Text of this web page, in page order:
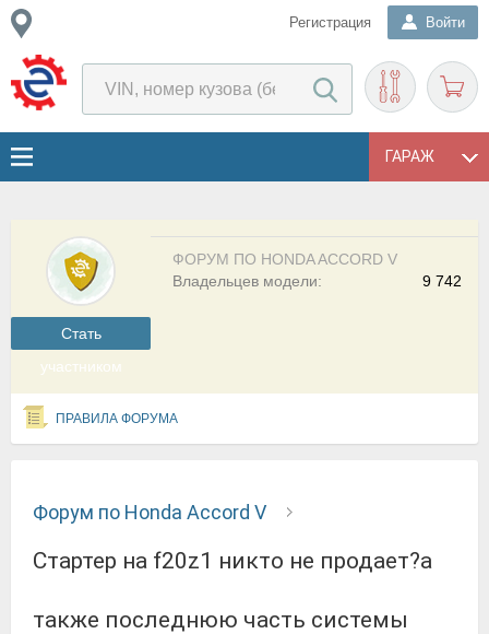
Регистрация Войти
ГАРАЖ
Cтать
участником
ФОРУМ ПО HONDA ACCORD V
9 742
Владельцев модели:
ПРАВИЛА ФОРУМА
Форум по Honda Accord V
Стартер на f20z1 никто не продает?а
также последнюю часть системы